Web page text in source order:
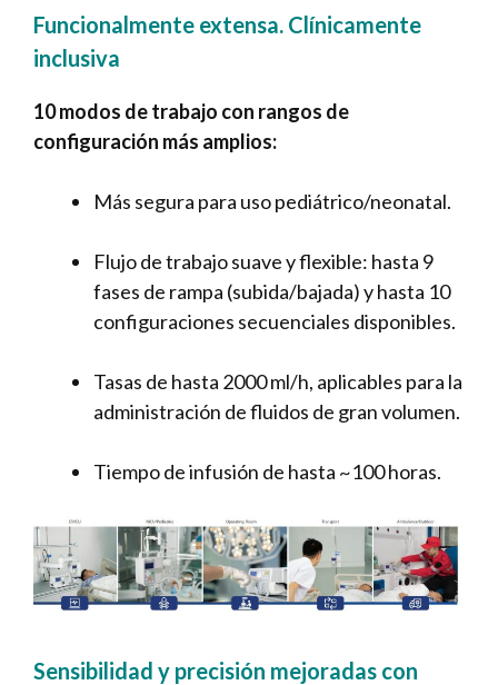
Funcionalmente extensa. Clínicamente
inclusiva
10 modos de trabajo con rangos de
configuración más amplios:
Más segura para uso pediátrico/neonatal.
Flujo de trabajo suave y flexible: hasta 9
fases de rampa (subida/bajada) y hasta 10
configuraciones secuenciales disponibles.
Tasas de hasta 2000 ml/h, aplicables para la
administración de fluidos de gran volumen.
Tiempo de infusión de hasta ~100 horas.
Sensibilidad y precisión mejoradas con